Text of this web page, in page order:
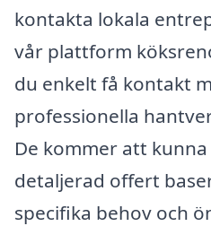
kontakta lokala
vår plattform
du enkelt få kontakt
professionella
De kommer att
detaljerad offert
specifika behov och